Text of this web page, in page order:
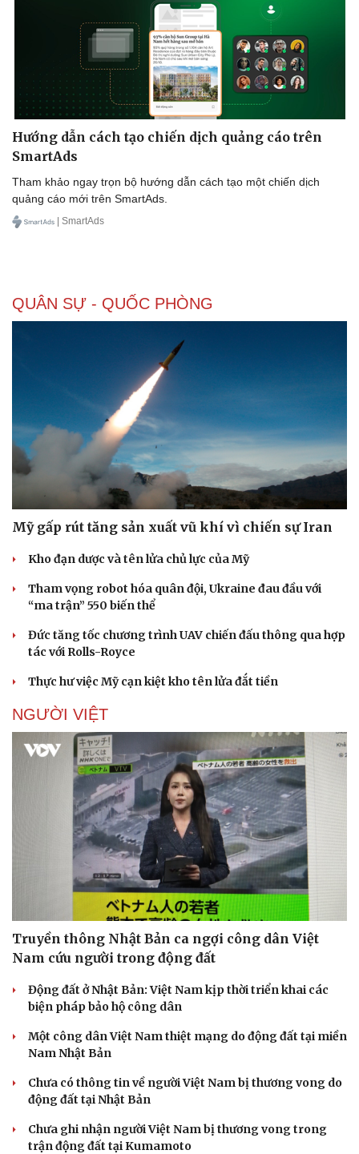
Thông tin doanh nghiệp
Doanh nghiệp 24h
Doanh nhân
Vì cộng đồng
Công nghệ
Sành điệu
Tin Công nghệ
Trải nghiệm
Chuyển đổi số
Hướng dẫn cách tạo chiến dịch quảng cáo trên
SmartAds
Tham khảo ngay trọn bộ hướng dẫn cách tạo một chiến dịch
quảng cáo mới trên SmartAds.
| SmartAds
QUÂN SỰ - QUỐC PHÒNG
Mỹ gấp rút tăng sản xuất vũ khí vì chiến sự Iran
Kho đạn dược và tên lửa chủ lực của Mỹ
Tham vọng robot hóa quân đội, Ukraine đau đầu với
“ma trận” 550 biến thể
Đức tăng tốc chương trình UAV chiến đấu thông qua hợp
tác với Rolls-Royce
Thực hư việc Mỹ cạn kiệt kho tên lửa đắt tiền
NGƯỜI VIỆT
Truyền thông Nhật Bản ca ngợi công dân Việt
Nam cứu người trong động đất
Động đất ở Nhật Bản: Việt Nam kịp thời triển khai các
biện pháp bảo hộ công dân
Một công dân Việt Nam thiệt mạng do động đất tại miền
Nam Nhật Bản
Chưa có thông tin về người Việt Nam bị thương vong do
động đất tại Nhật Bản
Chưa ghi nhận người Việt Nam bị thương vong trong
trận động đất tại Kumamoto